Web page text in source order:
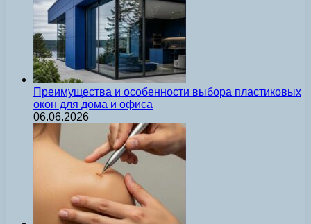
Преимущества и особенности выбора пластиковых
окон для дома и офиса
06.06.2026